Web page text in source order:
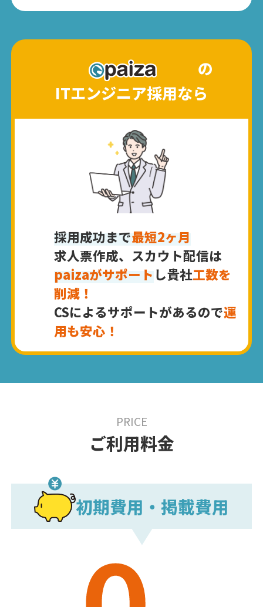
の
ITエンジニア採用なら
採用成功まで最短2ヶ月
求人票作成、スカウト配信は
paizaがサポート し貴社工数を
削減！
CSによるサポートがあるので運
用も安心！
PRICE
ご利用料金
初期費用・掲載費用